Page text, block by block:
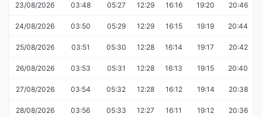
23/08/2026 03:48 05:27 12:29 16:16 19:20 20:46
24/08/2026 03:50 05:29 12:29 16:15 19:19 20:44
25/08/2026 03:51 05:30 12:28 16:14 19:17 20:42
26/08/2026 03:53 05:31 12:28 16:13 19:15 20:40
27/08/2026 03:54 05:32 12:28 16:12 19:14 20:38
28/08/2026 03:56 05:33 12:27 16:11 19:12 20:36